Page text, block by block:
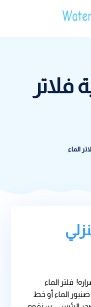
فلاتر
الماء
فلتر الماء
الماء أو خط